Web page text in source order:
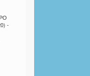
-